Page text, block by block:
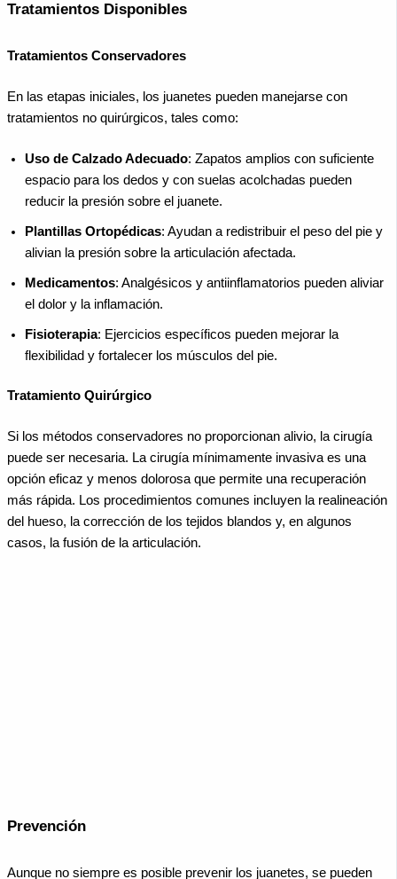
Tratamientos Disponibles
Tratamientos Conservadores
En las etapas iniciales, los juanetes pueden manejarse con
tratamientos no quirúrgicos, tales como:
Uso de Calzado Adecuado: Zapatos amplios con suficiente
espacio para los dedos y con suelas acolchadas pueden
reducir la presión sobre el juanete.
Plantillas Ortopédicas: Ayudan a redistribuir el peso del pie y
alivian la presión sobre la articulación afectada.
Medicamentos: Analgésicos y antiinflamatorios pueden aliviar
el dolor y la inflamación.
Fisioterapia: Ejercicios específicos pueden mejorar la
flexibilidad y fortalecer los músculos del pie.
Tratamiento Quirúrgico
Si los métodos conservadores no proporcionan alivio, la cirugía
puede ser necesaria. La cirugía mínimamente invasiva es una
opción eficaz y menos dolorosa que permite una recuperación
más rápida. Los procedimientos comunes incluyen la realineación
del hueso, la corrección de los tejidos blandos y, en algunos
casos, la fusión de la articulación.
Prevención
Aunque no siempre es posible prevenir los juanetes, se pueden